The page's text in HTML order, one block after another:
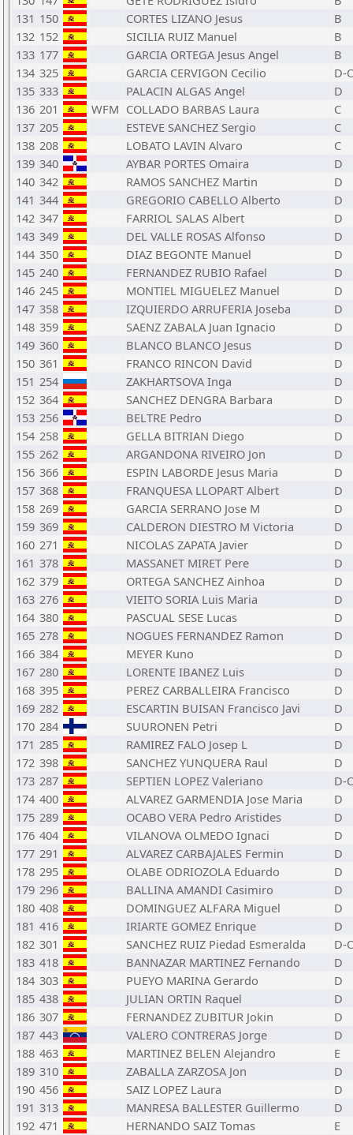
131 150 CORTES LIZANO Jesus
B
132 152 SICILIA RUIZ Manuel
B
133 177 GARCIA ORTEGA Jesus Angel
B
134 325 GARCIA CERVIGON Cecilio
D-
135 333 PALACIN ALGAS Angel
D
136 201 WFM COLLADO BARBAS Laura
C
137 205 ESTEVE SANCHEZ Sergio
C
138 208 LOBATO LAVIN Alvaro
C
139 340 AYBAR PORTES Omaira
D
140 342 RAMOS SANCHEZ Martin
D
141 344 GREGORIO CABELLO Alberto
D
142 347 FARRIOL SALAS Albert
D
143 349 DEL VALLE ROSAS Alfonso
D
144 350 DIAZ BEGONTE Manuel
D
145 240 FERNANDEZ RUBIO Rafael
D
146 245 MONTIEL MIGUELEZ Manuel
D
147 358 IZQUIERDO ARRUFERIA Joseba
D
148 359 SAENZ ZABALA Juan Ignacio
D
149 360 BLANCO BLANCO Jesus
D
150 361 FRANCO RINCON David
D
151 254 ZAKHARTSOVA Inga
D
152 364 SANCHEZ DENGRA Barbara
D
153 256 BELTRE Pedro
D
154 258 GELLA BITRIAN Diego
D
155 262 ARGANDONA RIVEIRO Jon
D
156 366 ESPIN LABORDE Jesus Maria
D
157 368 FRANQUESA LLOPART Albert
D
158 269 GARCIA SERRANO Jose M
D
159 369 CALDERON DIESTRO M Victoria
D
160 271 NICOLAS ZAPATA Javier
D
161 378 MASSANET MIRET Pere
D
162 379 ORTEGA SANCHEZ Ainhoa
D
163 276 VIEITO SORIA Luis Maria
D
164 380 PASCUAL SESE Lucas
D
165 278 NOGUES FERNANDEZ Ramon
D
166 384 MEYER Kuno
D
167 280 LORENTE IBANEZ Luis
D
168 395 PEREZ CARBALLEIRA Francisco
D
169 282 ESCARTIN BUISAN Francisco Javi
D
170 284 SUURONEN Petri
D
171 285 RAMIREZ FALO Josep L
D
172 398 SANCHEZ YUNQUERA Raul
D
173 287 SEPTIEN LOPEZ Valeriano
D-
174 400 ALVAREZ GARMENDIA Jose Maria
D
175 289 OCABO VERA Pedro Aristides
D
176 404 VILANOVA OLMEDO Ignaci
D
177 291 ALVAREZ CARBAJALES Fermin
D
178 295 OLABE ODRIOZOLA Eduardo
D
179 296 BALLINA AMANDI Casimiro
D
180 408 DOMINGUEZ ALFARA Miguel
D
181 416 IRIARTE GOMEZ Enrique
D
182 301 SANCHEZ RUIZ Piedad Esmeralda
D-
183 418 BANNAZAR MARTINEZ Fernando
D
184 303 PUEYO MARINA Gerardo
D
185 438 JULIAN ORTIN Raquel
D
186 307 FERNANDEZ ZUBITUR Jokin
D
187 443 VALERO CONTRERAS Jorge
D
188 463 MARTINEZ BELEN Alejandro
E
189 310 ZABALLA ZARZOSA Jon
D
190 456 SAIZ LOPEZ Laura
D
191 313 MANRESA BALLESTER Guillermo
D
192 471 HERNANDO SAIZ Tomas
E